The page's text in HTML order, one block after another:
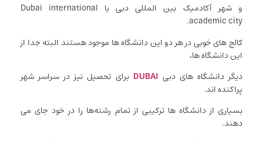
و شهر آکادمیک بین المللی دبی یا Dubai international
academic city.
کالج های خوبی در هر دو این دانشگاه ها موجود هستند البته جدا از
این دانشگاه ها،
دیگر دانشگاه های دبی DUBAI برای تحصیل نیز در سراسر شهر
پراکنده اند.
بسیاری از دانشگاه ها ترکیبی از تمام رشته‌ها را در خود جای می
دهند.